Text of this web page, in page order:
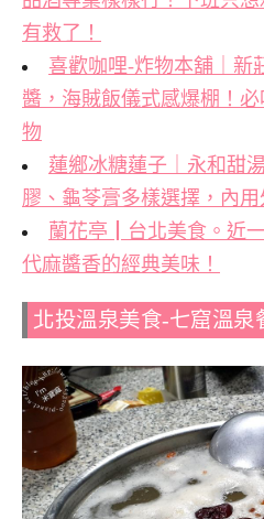
有救了！
喜歡咖哩-炸物本舖｜新
醬，海賊飯儀式感爆棚！
物
蓮鄉冰糖蓮子｜永和甜
膠、龜苓膏多樣選擇，內用
蘭花亭┃台北美食。近
代麻醬香的經典美味！
北投溫泉美食-七窟溫泉